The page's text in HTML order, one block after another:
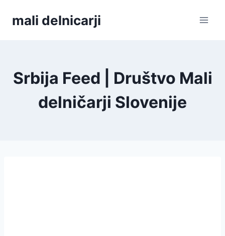
mali delnicarji
Srbija Feed | Društvo Mali
delničarji Slovenije